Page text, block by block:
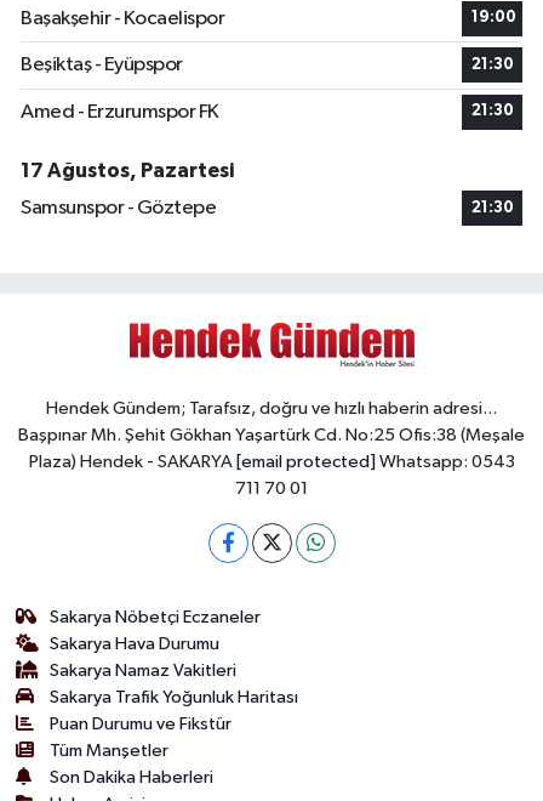
Başakşehir - Kocaelispor
19:00
Beşiktaş - Eyüpspor 21:30
Amed - Erzurumspor FK 21:30
17 Ağustos, Pazartesi
Samsunspor - Göztepe
21:30
Hendek Gündem; Tarafsız, doğru ve hızlı haberin adresi...
Başpınar Mh. Şehit Gökhan Yaşartürk Cd. No:25 Ofis:38 (Meşale
Plaza) Hendek - SAKARYA [email protected] Whatsapp: 0543
711 70 01
Sakarya Nöbetçi Eczaneler
Sakarya Hava Durumu
Sakarya Namaz Vakitleri
Sakarya Trafik Yoğunluk Haritası
Puan Durumu ve Fikstür
Tüm Manşetler
Son Dakika Haberleri